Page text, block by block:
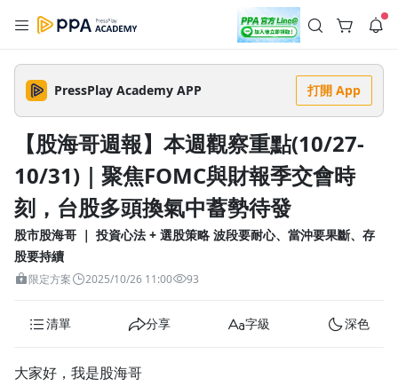
註冊領取 上千元優惠券！
公告
🌞 PPA 避暑津貼．冷氣房升級｜期間快閃活動
🥵 酷暑限時快閃｜單筆滿 NT$2,500 現折 NT$300、再贈最高
2% 點數回饋！🚀 酷暑來襲．偷偷在冷氣房升級 📈⭐️ 【冷氣房
進修 限時開跑】◾單筆滿 NT$2,500 現折 NT$300◾活動期間：
即日起 - 8/13（只有一週）-📣 酷暑季好康 \ 再加碼 /→ 點數回饋
無上限🔥購買任一課程 or 訂閱✅ 消費即享回饋 1% 點數✅ 滿
$5,000 回饋 2% 點數🎁 此為 PPA 官方帳號 Line@ 專屬活動，加
入好友👉 享有「渠道專屬活動」及「個人化推播」！
4 天前
查看全部
PressPlay Academy APP 打開 App
【股海哥週報】本週觀察重點(10/27-
10/31)｜聚焦FOMC與財報季交會時
刻，台股多頭換氣中蓄勢待發
股市股海哥 ｜ 投資心法 + 選股策略 波段要耐心、當沖要果斷、存
股要持續
限定方案 2025/10/26 11:00 93
清單 分享 字級 深色
大家好，我是股海哥
--:-- --:--
1.0x
播放速度
2.0x
追蹤列表 播放清單
返回播放器
清除全部